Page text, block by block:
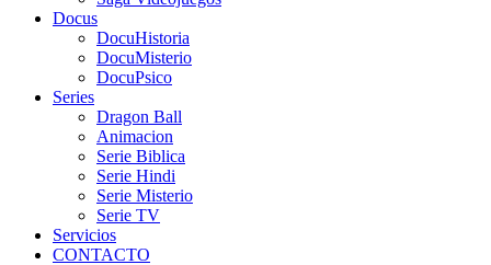
Docus
DocuHistoria
DocuMisterio
DocuPsico
Series
Dragon Ball
Animacion
Serie Biblica
Serie Hindi
Serie Misterio
Serie TV
Servicios
CONTACTO